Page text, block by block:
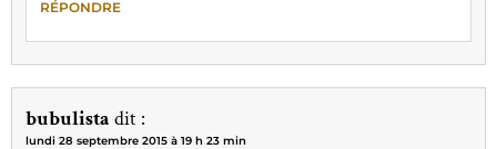
RÉPONDRE
bubulista dit :
lundi 28 septembre 2015 à 19 h 23 min